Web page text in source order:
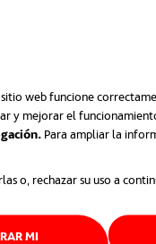
web funcione
y mejorar el
Para ampliar la
o, rechazar su uso a
MI